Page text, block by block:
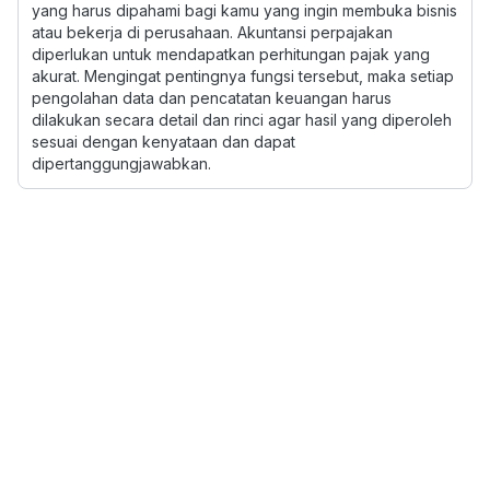
yang harus dipahami bagi kamu yang ingin membuka bisnis
atau bekerja di perusahaan. Akuntansi perpajakan
diperlukan untuk mendapatkan perhitungan pajak yang
akurat. Mengingat pentingnya fungsi tersebut, maka setiap
pengolahan data dan pencatatan keuangan harus
dilakukan secara detail dan rinci agar hasil yang diperoleh
sesuai dengan kenyataan dan dapat
dipertanggungjawabkan.